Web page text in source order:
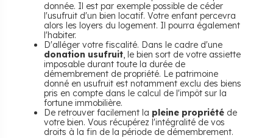
donnée. Il est par exemple possible de céder
l'usufruit d'un bien locatif. Votre enfant percevra
alors les loyers du logement. Il pourra également
l'habiter.
D'alléger votre fiscalité. Dans le cadre d'une
donation usufruit, le bien sort de votre assiette
imposable durant toute la durée de
démembrement de propriété. Le patrimoine
donné en usufruit est notamment exclu des biens
pris en compte dans le calcul de l'impôt sur la
fortune immobilière.
De retrouver facilement la pleine propriété de
votre bien. Vous récupérez l'intégralité de vos
droits à la fin de la période de démembrement.